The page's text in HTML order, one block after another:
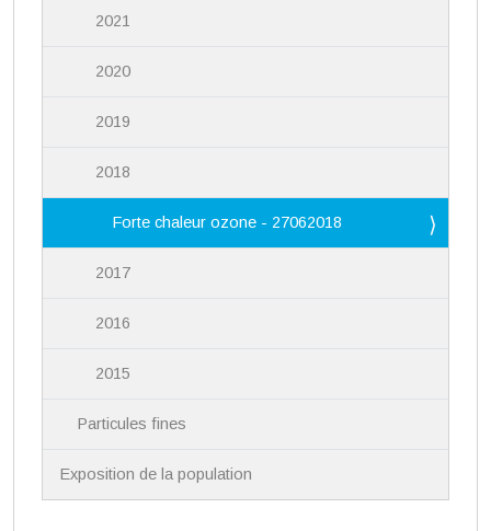
2021
2020
2019
2018
Forte chaleur ozone - 27062018
2017
2016
2015
Particules fines
Exposition de la population